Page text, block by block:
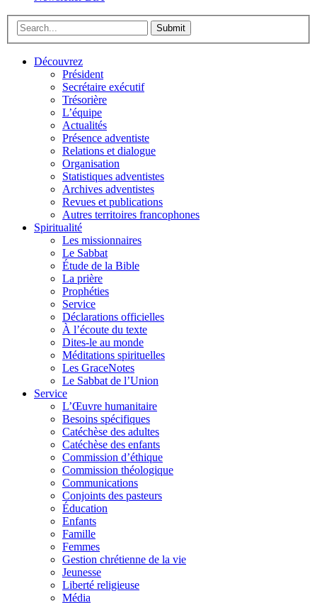
Submit
Découvrez
Président
Secrétaire exécutif
Trésorière
L’équipe
Actualités
Présence adventiste
Relations et dialogue
Organisation
Statistiques adventistes
Archives adventistes
Revues et publications
Autres territoires francophones
Spiritualité
Les missionnaires
Le Sabbat
Étude de la Bible
La prière
Prophéties
Service
Déclarations officielles
À l’écoute du texte
Dites-le au monde
Méditations spirituelles
Les GraceNotes
Le Sabbat de l’Union
Service
L’Œuvre humanitaire
Besoins spécifiques
Catéchèse des adultes
Catéchèse des enfants
Commission d’éthique
Commission théologique
Communications
Conjoints des pasteurs
Éducation
Enfants
Famille
Femmes
Gestion chrétienne de la vie
Jeunesse
Liberté religieuse
Média